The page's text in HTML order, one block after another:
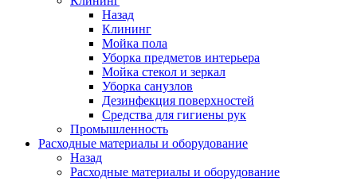
Назад
Клининг
Мойка пола
Уборка предметов интерьера
Мойка стекол и зеркал
Уборка санузлов
Дезинфекция поверхностей
Средства для гигиены рук
Промышленность
Расходные материалы и оборудование
Назад
Расходные материалы и оборудование